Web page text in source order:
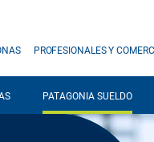
PROFESIONALES Y
PATAGONIA SUELDO